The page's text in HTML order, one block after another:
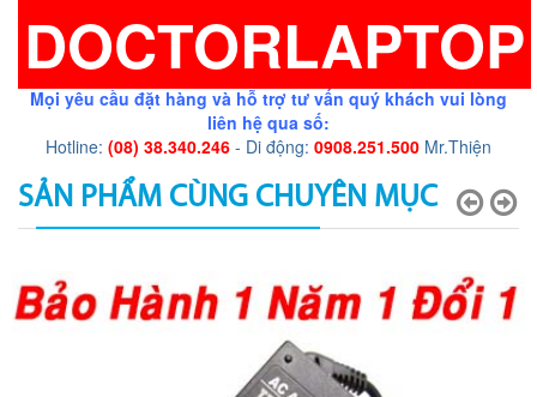
DOCTORLAPTOP
Mọi yêu cầu đặt hàng và hỗ trợ tư vấn quý khách vui lòng
liên hệ qua số:
Hotline: (08) 38.340.246 - Di động: 0908.251.500 Mr.Thiện
SẢN PHẨM CÙNG CHUYÊN MỤC